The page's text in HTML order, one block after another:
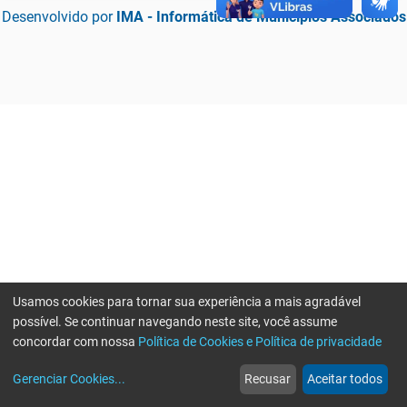
Desenvolvido por IMA - Informática de Municípios Associados
web
Notícias
more_horiz
Mais
Usamos cookies para tornar sua experiência a mais agradável
possível. Se continuar navegando neste site, você assume
concordar com nossa Política de Cookies e Política de privacidade
Gerenciar Cookies... Recusar Aceitar todos
Erro ao enviar informações, por favor tente novamente